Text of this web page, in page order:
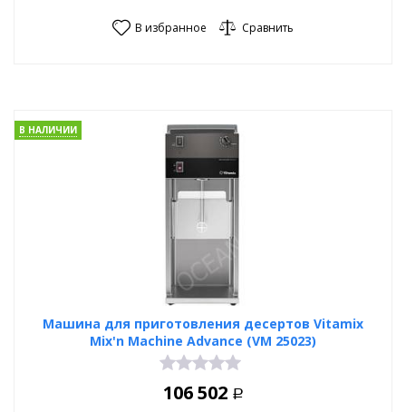
В избранное Сравнить
Машина для приготовления десертов Vitamix
Mix'n Machine Advance (VM 25023)
В НАЛИЧИИ
106 502 Р